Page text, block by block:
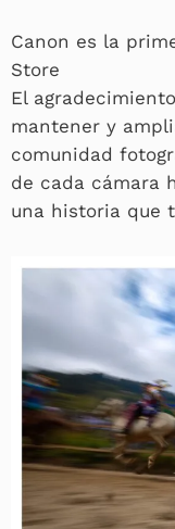
Canon es la
Store
El
mantener y
comunidad
de cada cámara
una historia que